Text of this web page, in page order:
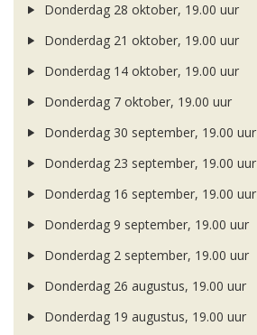
Donderdag 28 oktober, 19.00 uur
Donderdag 21 oktober, 19.00 uur
Donderdag 14 oktober, 19.00 uur
Donderdag 7 oktober, 19.00 uur
Donderdag 30 september, 19.00 uur
Donderdag 23 september, 19.00 uur
Donderdag 16 september, 19.00 uur
Donderdag 9 september, 19.00 uur
Donderdag 2 september, 19.00 uur
Donderdag 26 augustus, 19.00 uur
Donderdag 19 augustus, 19.00 uur